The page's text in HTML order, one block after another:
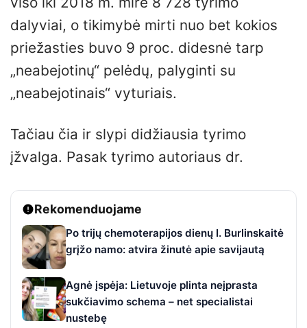
dalyviai, o tikimybė mirti nuo bet kokios
priežasties buvo 9 proc. didesnė tarp
„neabejotinų“ pelėdų, palyginti su
„neabejotinais“ vyturiais.
Tačiau čia ir slypi didžiausia tyrimo
įžvalga. Pasak tyrimo autoriaus dr.
Rekomenduojame
Po trijų chemoterapijos dienų I. Burlinskaitė
grįžo namo: atvira žinutė apie savijautą
Agnė įspėja: Lietuvoje plinta neįprasta
sukčiavimo schema – net specialistai
nustebę